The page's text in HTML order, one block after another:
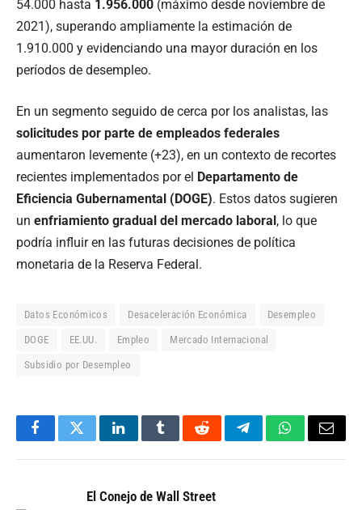
54.000 hasta 1.956.000 (máximo desde noviembre de
2021), superando ampliamente la estimación de
1.910.000 y evidenciando una mayor duración en los
períodos de desempleo.
En un segmento seguido de cerca por los analistas, las
solicitudes por parte de empleados federales
aumentaron levemente (+23), en un contexto de recortes
recientes implementados por el Departamento de
Eficiencia Gubernamental (DOGE). Estos datos sugieren
un enfriamiento gradual del mercado laboral , lo que
podría influir en las futuras decisiones de política
monetaria de la Reserva Federal.
Datos Económicos Desaceleración Económica Desempleo
DOGE EE.UU. Empleo Mercado Internacional
Subsidio por Desempleo
FacebookTwitterLinkedInTumblrRedditTelegramWhatsApp
Email
El Conejo de Wall Street